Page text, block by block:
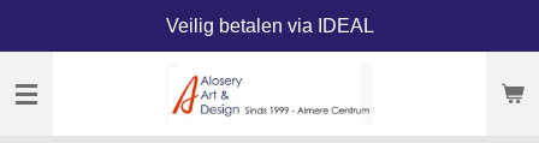
naar
Veilig betalen via IDEAL